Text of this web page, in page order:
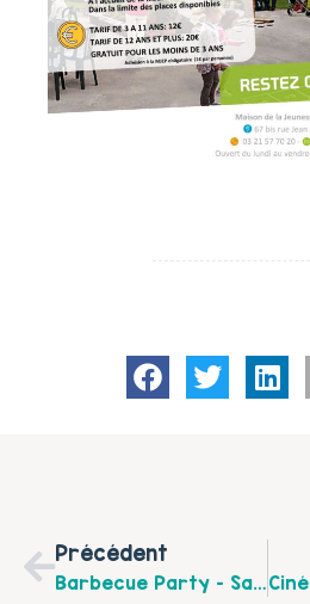
Précédent
Barbecue Party – Samedi 2 Juillet